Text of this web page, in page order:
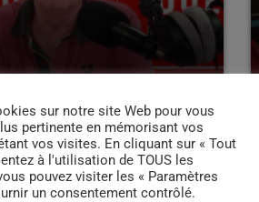
FLEURY –
Médecin
sur notre site Web pour vous
pertinente en mémorisant vos
vos visites. En cliquant sur « Tout
à l'utilisation de TOUS les
pouvez visiter les « Paramètres
un consentement contrôlé.